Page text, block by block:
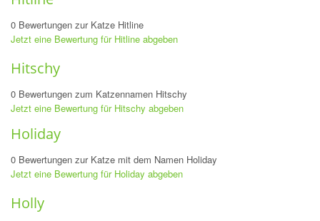
0 Bewertungen zur Katze Hitline
Jetzt eine Bewertung für Hitline abgeben
Hitschy
0 Bewertungen zum Katzennamen Hitschy
Jetzt eine Bewertung für Hitschy abgeben
Holiday
0 Bewertungen zur Katze mit dem Namen Holiday
Jetzt eine Bewertung für Holiday abgeben
Holly